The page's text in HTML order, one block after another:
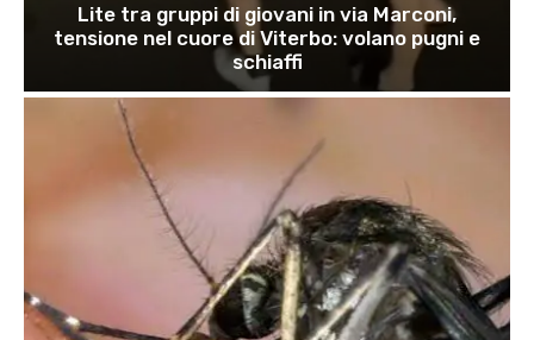
Lite tra gruppi di giovani in via Marconi,
tensione nel cuore di Viterbo: volano pugni e
schiaffi